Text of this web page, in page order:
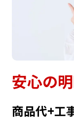
安⼼の
商品代+⼯